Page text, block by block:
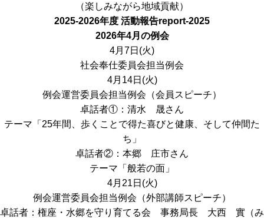
（楽しみながら地域貢献）
2025-2026年度 活動報告report-2025
2026年4月の例会
4月7日(火)
社会奉仕委員会担当例会
4月14日(火)
例会運営委員会担当例会（会員スピーチ）
卓話者①：清水 晟さん
テーマ「25年間、歩くことで得た喜びと健康、そして仲間た
ち」
卓話者②：本郷 庄市さん
テーマ「般若の面」
4月21日(火)
例会運営委員会担当例会（外部講師スピーチ）
卓話者：権座・水郷を守り育てる会 事務局長 大西 實（み